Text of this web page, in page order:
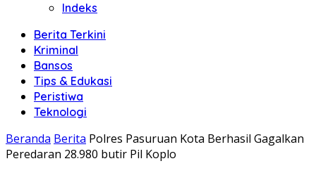
Indeks
Berita Terkini
Kriminal
Bansos
Tips & Edukasi
Peristiwa
Teknologi
Beranda Berita Polres Pasuruan Kota Berhasil Gagalkan
Peredaran 28.980 butir Pil Koplo